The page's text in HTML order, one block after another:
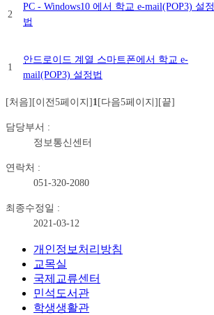
2
PC - Windows10 에서 학교 e-mail(POP3) 설정
법
1
안드로이드 계열 스마트폰에서 학교 e-
mail(POP3) 설정법
[처음][이전5페이지]1 [다음5페이지][끝]
담당부서 :
정보통신센터
연락처 :
051-320-2080
최종수정일 :
2021-03-12
개인정보처리방침
교목실
국제교류센터
민석도서관
학생생활관